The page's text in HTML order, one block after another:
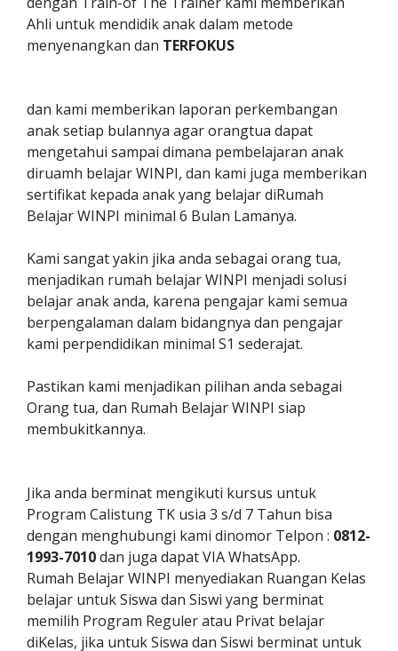
Ahli untuk mendidik anak dalam metode
menyenangkan dan TERFOKUS
dan kami memberikan laporan perkembangan
anak setiap bulannya agar orangtua dapat
mengetahui sampai dimana pembelajaran anak
diruamh belajar WINPI, dan kami juga memberikan
sertifikat kepada anak yang belajar diRumah
Belajar WINPI minimal 6 Bulan Lamanya.
Kami sangat yakin jika anda sebagai orang tua,
menjadikan rumah belajar WINPI menjadi solusi
belajar anak anda, karena pengajar kami semua
berpengalaman dalam bidangnya dan pengajar
kami perpendidikan minimal S1 sederajat.
Pastikan kami menjadikan pilihan anda sebagai
Orang tua, dan Rumah Belajar WINPI siap
membukitkannya.
Jika anda berminat mengikuti kursus untuk
Program Calistung TK usia 3 s/d 7 Tahun bisa
dengan menghubungi kami dinomor Telpon : 0812-
1993-7010dan juga dapat VIA WhatsApp.
Rumah Belajar WINPI menyediakan Ruangan Kelas
belajar untuk Siswa dan Siswi yang berminat
memilih Program Reguler atau Privat belajar
diKelas, jika untuk Siswa dan Siswi berminat untuk